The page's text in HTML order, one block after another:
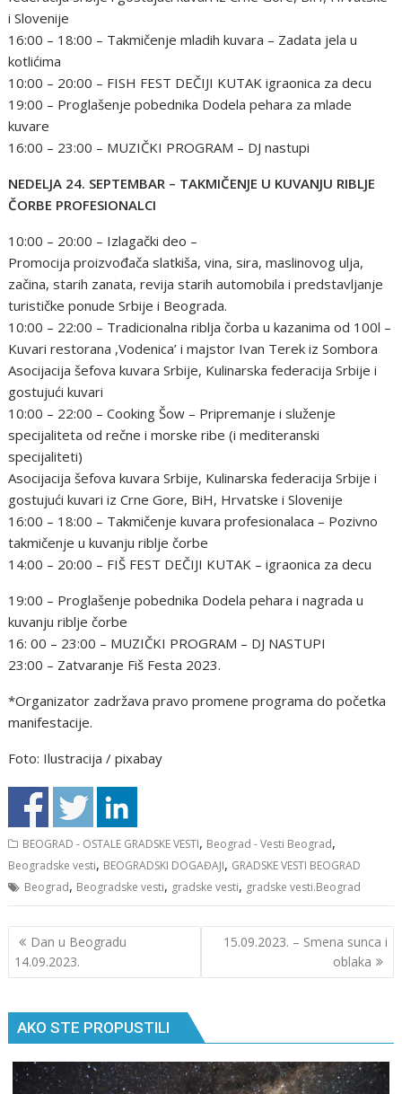
i Slovenije
16:00 – 18:00 – Takmičenje mladih kuvara – Zadata jela u
kotlićima
10:00 – 20:00 – FISH FEST DEČIJI KUTAK igraonica za decu
19:00 – Proglašenje pobednika Dodela pehara za mlade
kuvare
16:00 – 23:00 – MUZIČKI PROGRAM – DJ nastupi
NEDELJA 24. SEPTEMBAR – TAKMIČENJE U KUVANJU RIBLJE
ČORBE PROFESIONALCI
10:00 – 20:00 – Izlagački deo –
Promocija proizvođača slatkiša, vina, sira, maslinovog ulja,
začina, starih zanata, revija starih automobila i predstavljanje
turističke ponude Srbije i Beograda.
10:00 – 22:00 – Tradicionalna riblja čorba u kazanima od 100l –
Kuvari restorana ,Vodenica’ i majstor Ivan Terek iz Sombora
Asocijacija šefova kuvara Srbije, Kulinarska federacija Srbije i
gostujući kuvari
10:00 – 22:00 – Cooking Šow – Pripremanje i služenje
specijaliteta od rečne i morske ribe (i mediteranski
specijaliteti)
Asocijacija šefova kuvara Srbije, Kulinarska federacija Srbije i
gostujući kuvari iz Crne Gore, BiH, Hrvatske i Slovenije
16:00 – 18:00 – Takmičenje kuvara profesionalaca – Pozivno
takmičenje u kuvanju riblje čorbe
14:00 – 20:00 – FIŠ FEST DEČIJI KUTAK – igraonica za decu
19:00 – Proglašenje pobednika Dodela pehara i nagrada u
kuvanju riblje čorbe
16: 00 – 23:00 – MUZIČKI PROGRAM – DJ NASTUPI
23:00 – Zatvaranje Fiš Festa 2023.
*Organizator zadržava pravo promene programa do početka
manifestacije.
Foto: Ilustracija / pixabay
BEOGRAD - OSTALE GRADSKE VESTI, Beograd - Vesti Beograd,
Beogradske vesti, BEOGRADSKI DOGAĐAJI, GRADSKE VESTI BEOGRAD
Beograd, Beogradske vesti, gradske vesti, gradske vesti.Beograd
Кретање
чланка
Dan u Beogradu
14.09.2023.
15.09.2023. – Smena sunca i
oblaka
AKO STE PROPUSTILI